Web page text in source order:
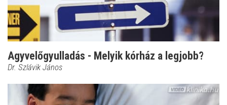
Agyvelőgyulladás - Melyik kórház a legjobb?
Dr. Szlávik János